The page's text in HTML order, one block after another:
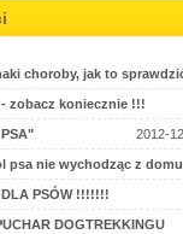
choroby, jak to
zobacz koniecznie !!!
2012-
psa nie wychodząc z
DLA PSÓW !!!!!!!
DOGTREKKINGU